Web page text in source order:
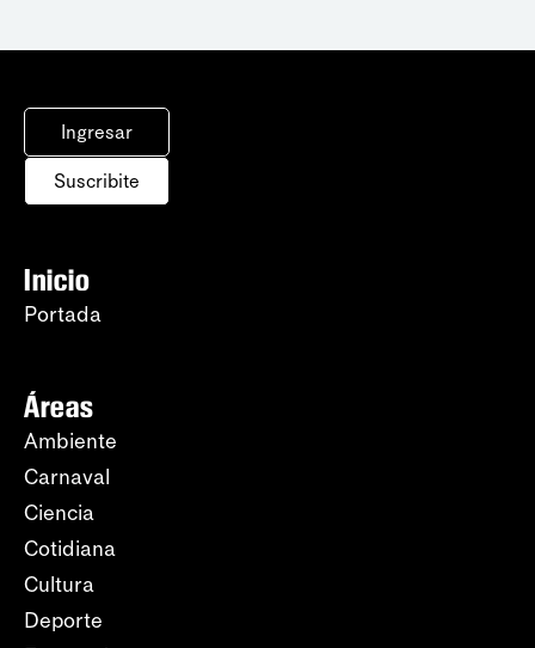
Ingresar
Suscribite
Inicio
Portada
Áreas
Ambiente
Carnaval
Ciencia
Cotidiana
Cultura
Deporte